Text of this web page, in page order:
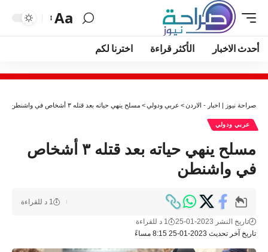
Aa
أحدث الاخبار الأكثر قراءة اخترنا لكم
صراحة نيوز | اخبار - الاردن> عربي ودولي> مسلح ينهي حياته بعد قتله ٣ أشخاص في واشنطن
عربي ودولي
مسلح ينهي حياته بعد قتله ٣ أشخاص
في واشنطن
تاريخ آخر تحديث 2023-01-25 8:15 مساءً
تاريخ النشر 2023-01-25 1 د للقراءة
1 د للقراءة